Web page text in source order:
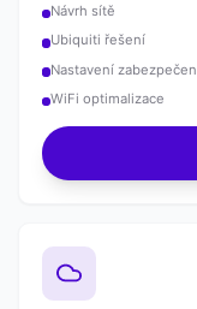
Návrh sítě
Ubiquiti řešení
Nastavení
WiFi optimalizace